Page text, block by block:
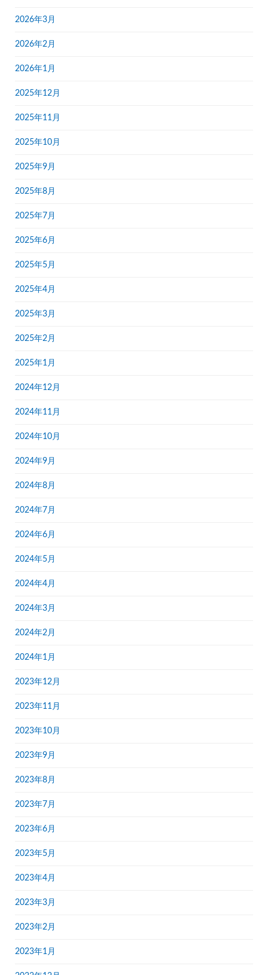
2026年3月
2026年2月
2026年1月
2025年12月
2025年11月
2025年10月
2025年9月
2025年8月
2025年7月
2025年6月
2025年5月
2025年4月
2025年3月
2025年2月
2025年1月
2024年12月
2024年11月
2024年10月
2024年9月
2024年8月
2024年7月
2024年6月
2024年5月
2024年4月
2024年3月
2024年2月
2024年1月
2023年12月
2023年11月
2023年10月
2023年9月
2023年8月
2023年7月
2023年6月
2023年5月
2023年4月
2023年3月
2023年2月
2023年1月